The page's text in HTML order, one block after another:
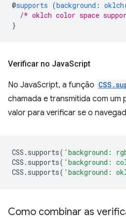
@supports (background : oklch
/* oklch color space
}
Verificar no JavaScript
No JavaScript, a função
chamada e transmitida com um
valor para verificar se o
CSS . supports( 'background:
CSS . supports( 'background:
CSS . supports( 'background:
Como combinar as